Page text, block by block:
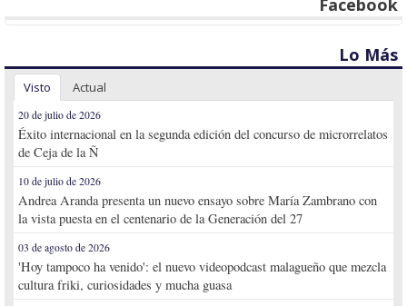
Facebook
Lo Más
Visto Actual
20 de julio de 2026
Éxito internacional en la segunda edición del concurso de microrrelatos
de Ceja de la Ñ
10 de julio de 2026
Andrea Aranda presenta un nuevo ensayo sobre María Zambrano con
la vista puesta en el centenario de la Generación del 27
03 de agosto de 2026
'Hoy tampoco ha venido': el nuevo videopodcast malagueño que mezcla
cultura friki, curiosidades y mucha guasa